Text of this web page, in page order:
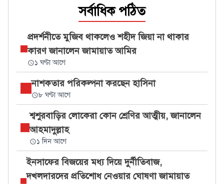
সর্বাধিক পঠিত
প্রদর্শনীতে মুজিব থাকলেও শহীদ জিয়া না থাকার
কারণ জানালেন জামায়াত আমির
১ ঘণ্টা আগে
নাশকতার পরিকল্পনা করছেন হাসিনা
৮ ঘণ্টা আগে
শ্বশুরবাড়ির লোকেরা কোন শ্রেণির আত্মীয়, জানালেন
আহমাদুল্লাহ
১ দিন আগে
ইনসাফের বিজয়ের মধ্য দিয়ে দুর্নীতিবাজ,
দখলদারদের প্রতিশোধ নেওয়ার ঘোষণা জামায়াত